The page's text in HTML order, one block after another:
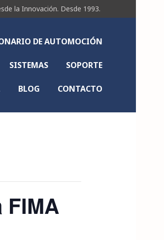
la Innovación. Desde 1993.
DE AUTOMOCIÓN
SISTEMAS SOPORTE
BLOG CONTACTO